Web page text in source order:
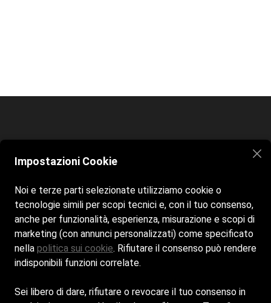
Cookie Policy
Impostazioni Cookie
Noi e terze parti selezionate utilizziamo cookie o
tecnologie simili per scopi tecnici e, con il tuo consenso,
anche per funzionalità, esperienza, misurazione e scopi di
marketing (con annunci personalizzati) come specificato
nella politica sui cookie. Rifiutare il consenso può rendere
indisponibili funzioni correlate.
Sei libero di dare, rifiutare o revocare il tuo consenso in